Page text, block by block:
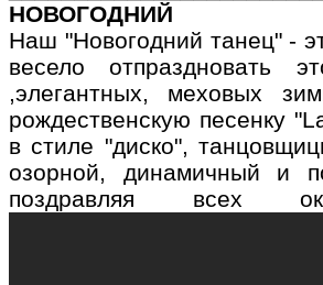
НОВОГОДНИЙ
Наш "Новогодний танец" -
весело отпраздновать
,элегантных, меховых
рождественскую песенку
в стиле "диско",
озорной, динамичный и
поздравляя всех